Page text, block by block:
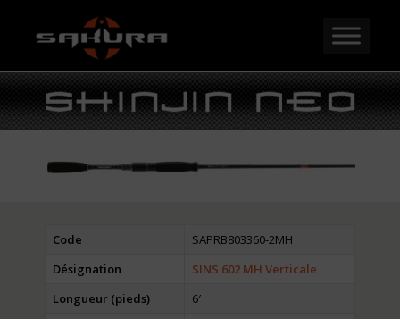
Code
SAPRB803360-2MH
Désignation
SINS 602 MH Verticale
Longueur (pieds)
6′